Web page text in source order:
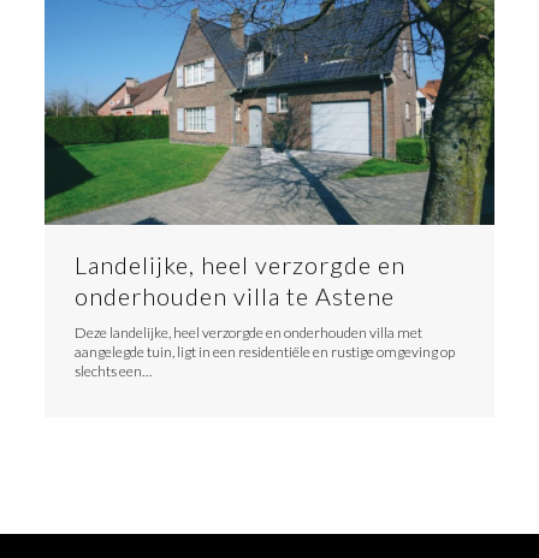
Landelijke, heel verzorgde en
onderhouden villa te Astene
Deze landelijke, heel verzorgde en onderhouden villa met
aangelegde tuin, ligt in een residentiële en rustige omgeving op
slechts een…